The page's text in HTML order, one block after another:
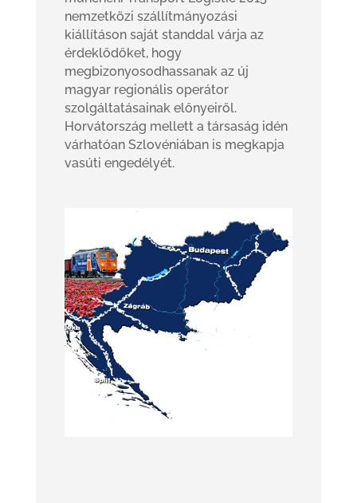
nemzetközi szállítmányozási
kiállításon saját standdal várja az
érdeklődőket, hogy
megbizonyosodhassanak az új
magyar regionális operátor
szolgáltatásainak előnyeiről.
Horvátország mellett a társaság idén
várhatóan Szlovéniában is megkapja
vasúti engedélyét.